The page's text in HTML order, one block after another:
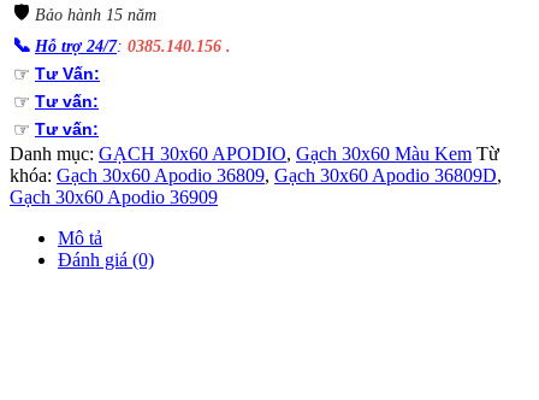
🛡️ Bảo hành 15 năm
📞 Hỗ trợ 24/7: 0385.140.156 .
☞ Tư Vấn:
☞ Tư vấn:
☞ Tư vấn:
Danh mục: GẠCH 30x60 APODIO, Gạch 30x60 Màu Kem Từ
khóa: Gạch 30x60 Apodio 36809, Gạch 30x60 Apodio 36809D,
Gạch 30x60 Apodio 36909
Mô tả
Đánh giá (0)